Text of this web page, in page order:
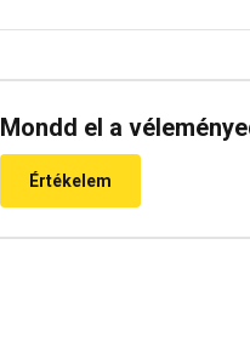
Mondd el a
Értékelem